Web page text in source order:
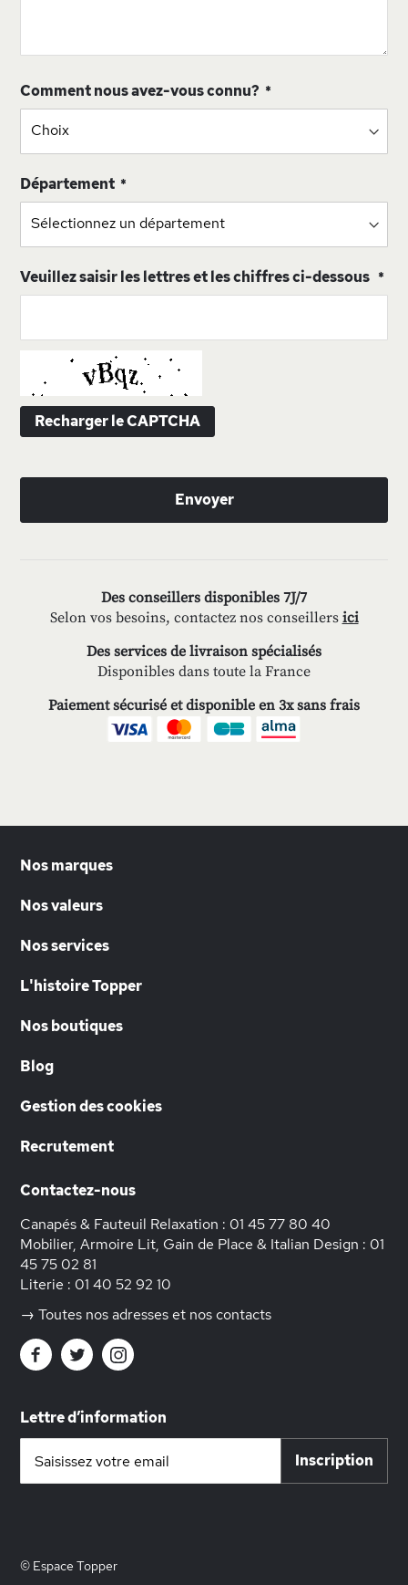
Comment nous avez-vous connu?
Département
Veuillez saisir les lettres et les chiffres ci-dessous
Recharger le CAPTCHA
Envoyer
Des conseillers disponibles 7J/7
Selon vos besoins, contactez nos conseillers ici
Des services de livraison spécialisés
Disponibles dans toute la France
Paiement sécurisé et disponible en 3x sans frais
Nos marques
Nos valeurs
Nos services
L'histoire Topper
Nos boutiques
Blog
Gestion des cookies
Recrutement
Contactez-nous
Canapés & Fauteuil Relaxation : 01 45 77 80 40
Mobilier, Armoire Lit, Gain de Place & Italian Design : 01
45 75 02 81
Literie : 01 40 52 92 10
→ Toutes nos adresses et nos contacts
Lettre d’information
notre
Inscription
© Espace Topper